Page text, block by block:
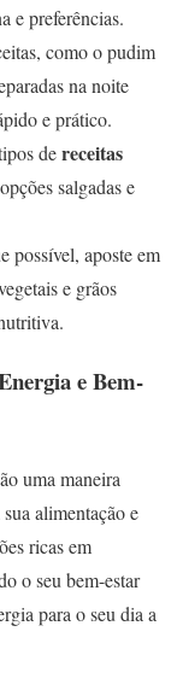
e preferências.
como o pudim
na noite
e prático.
dereceitas
salgadas e
possível, aposte em
e grãos
e Bem-
uma maneira
alimentação e
ricas em
o seu bem-estar
para o seu dia a